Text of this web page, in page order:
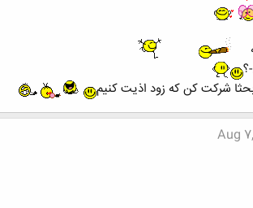
؟
شرکت کن که زود اذیت کنیم
Aug